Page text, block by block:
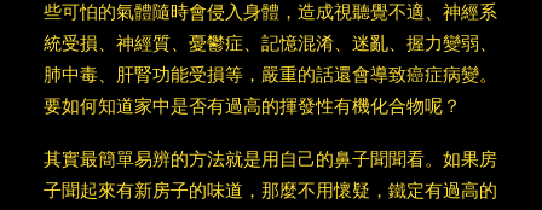
些可怕的氣體隨時會侵入身體，造成視聽覺不適、神經系
統受損、神經質、憂鬱症、記憶混淆、迷亂、握力變弱、
肺中毒、肝腎功能受損等，嚴重的話還會導致癌症病變。
要如何知道家中是否有過高的揮發性有機化合物呢？
其實最簡單易辨的方法就是用自己的鼻子聞聞看。如果房
子聞起來有新房子的味道，那麼不用懷疑，鐵定有過高的